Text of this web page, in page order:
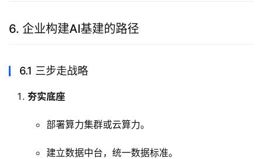
6. 企业构建AI基建的路径
6.1 三步走战略
夯实底座
部署算力集群或云算力。
建立数据中台，统一数据标准。